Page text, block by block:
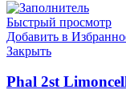
Быстрый просмотр
Добавить в
Закрыть
Phal 2st